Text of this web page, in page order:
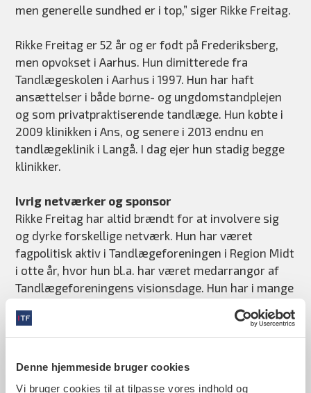
Denne hjemmeside bruger cookies
Vi bruger cookies til at tilpasse vores indhold og
men generelle sundhed er i top,” siger Rikke Freitag.
Rikke Freitag er 52 år og er født på Frederiksberg,
men opvokset i Aarhus. Hun dimitterede fra
Tandlægeskolen i Aarhus i 1997. Hun har haft
ansættelser i både børne- og ungdomstandplejen
og som privatpraktiserende tandlæge. Hun købte i
2009 klinikken i Ans, og senere i 2013 endnu en
tandlægeklinik i Langå. I dag ejer hun stadig begge
klinikker.
Ivrig netværker og sponsor
Rikke Freitag har altid brændt for at involvere sig
og dyrke forskellige netværk. Hun har været
fagpolitisk aktiv i Tandlægeforeningen i Region Midt
i otte år, hvor hun bl.a. har været medarrangør af
Tandlægeforeningens visionsdage. Hun har i mange
som leder af organisationen i Danmark. Aktuelt er
hun også engageret i netværk for